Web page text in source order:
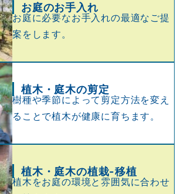
お庭のお手入れ
お庭に必要なお手入れの最適なご提
案をします。
植木・庭木の剪定
樹種や季節によって剪定方法を変え
ることで植木が健康に育ちます。
植木・庭木の植栽-移植
植木をお庭の環境と雰囲気に合わせ